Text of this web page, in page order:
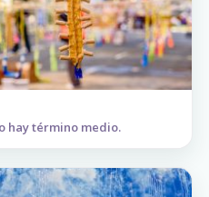
hay término medio.